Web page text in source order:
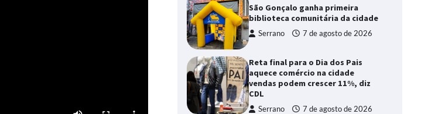
São Gonçalo ganha primeira
biblioteca comunitária da cidade
Serrano 7 de agosto de 2026
Reta final para o Dia dos Pais
aquece comércio na cidade
vendas podem crescer 11%, diz
CDL
Serrano 7 de agosto de 2026